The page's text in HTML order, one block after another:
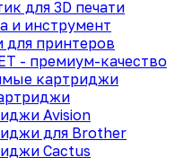
для 3D печати
и инструмент
принтеров
- премиум-качество
картриджи
Avision
для Brother
Cactus